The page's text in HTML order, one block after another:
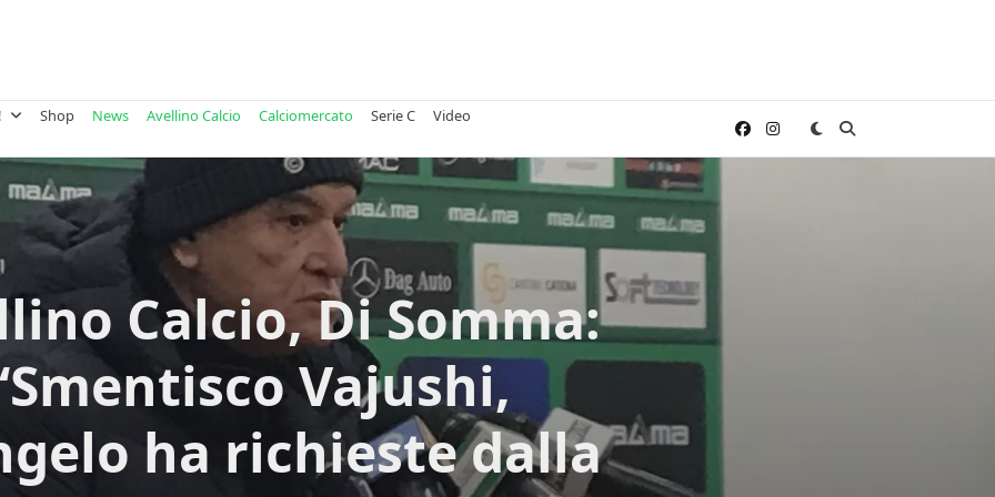
Shop News Avellino Calcio Calciomercato Serie C
Video
Calcio, Di Somma:
Vajushi,
ha richieste dalla